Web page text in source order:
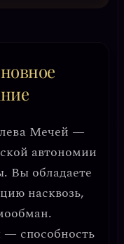
Мечей —
автономии
. Вы обладаете
насквозь,
— способность